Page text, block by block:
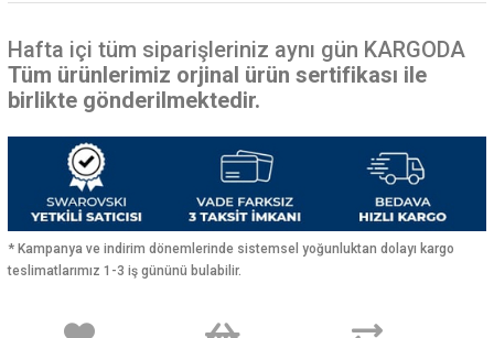
Hafta içi tüm siparişleriniz aynı gün KARGODA
Tüm ürünlerimiz orjinal ürün sertifikası ile
birlikte gönderilmektedir.
* Kampanya ve indirim dönemlerinde sistemsel yoğunluktan dolayı kargo
teslimatlarımız 1-3 iş gününü bulabilir.